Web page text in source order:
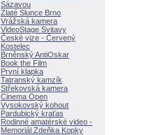
Sázavou
Zlaté Slunce Brno
Vrážská kamera
VideoStage Svitavy
České vize - Červený
Kostelec
Brněnský AntiOskar
Book the Film
První klapka
Tatranský kamzík
Střekovská kamera
Cinema Open
Vysokovský kohout
Pardubický kraťas
Rodinné amatérské video -
Memoriál Zdeňka Kopky